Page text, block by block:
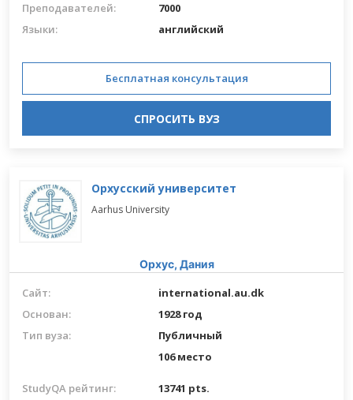
Преподавателей:
7000
Языки:
английский
Бесплатная консультация
СПРОСИТЬ ВУЗ
Орхусский университет
Aarhus University
Орхус, Дания
Сайт:
international.au.dk
Основан:
1928 год
Тип вуза:
Публичный
106 место
StudyQA рейтинг:
13741 pts.